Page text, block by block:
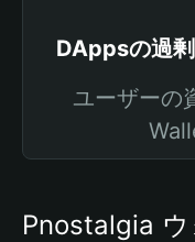
DAppsの過
ユーザーの
Pnostalgia